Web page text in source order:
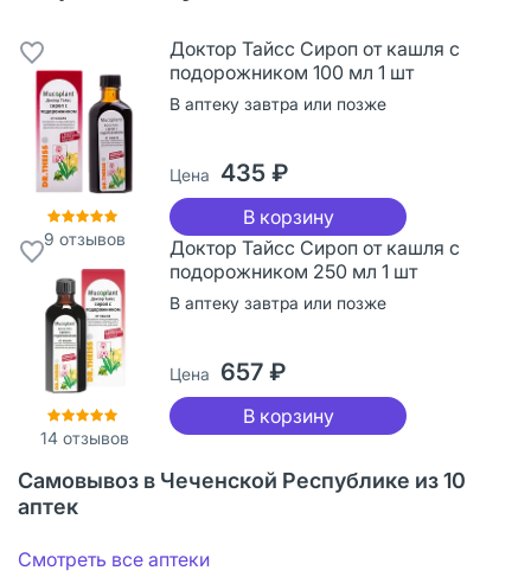
9 отзывов
Доктор Тайсс Сироп от кашля с
подорожником 100 мл 1 шт
В аптеку завтра или позже
Цена 435 ₽
В корзину
14отзывов
Доктор Тайсс Сироп от кашля с
подорожником 250 мл 1 шт
В аптеку завтра или позже
Цена 657 ₽
В корзину
Самовывоз в Чеченской Республике из 10
аптек
Смотреть все аптеки